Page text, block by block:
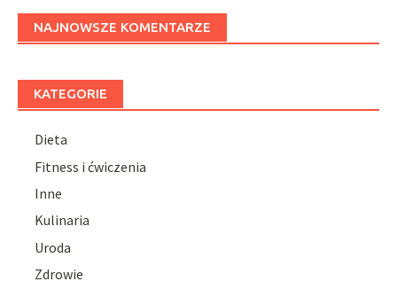
NAJNOWSZE KOMENTARZE
KATEGORIE
Dieta
Fitness i ćwiczenia
Inne
Kulinaria
Uroda
Zdrowie